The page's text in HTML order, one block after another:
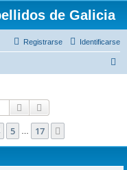
de Galicia
Identificarse
Registrarse
Buscar
5 17